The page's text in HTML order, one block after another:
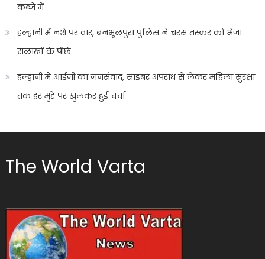
कब्जे में
हल्द्वानी में नशे पर वार, बनभूलपुरा पुलिस ने चरस तस्कर को भेजा
सलाखों के पीछे
हल्द्वानी में आईजी का जनसंवाद, साइबर अपराध से लेकर महिला सुरक्षा
तक हर मुद्दे पर खुलकर हुई चर्चा
The World Varta